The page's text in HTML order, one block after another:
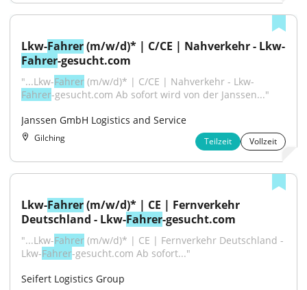
Lkw-Fahrer (m/w/d)* | C/CE | Nahverkehr - Lkw-
Fahrer-gesucht.com
"...Lkw-Fahrer (m/w/d)* | C/CE | Nahverkehr - Lkw-
Fahrer-gesucht.com Ab sofort wird von der Janssen..."
Janssen GmbH Logistics and Service
Gilching Teilzeit Vollzeit
Lkw-Fahrer (m/w/d)* | CE | Fernverkehr
Deutschland - Lkw-Fahrer-gesucht.com
"...Lkw-Fahrer (m/w/d)* | CE | Fernverkehr Deutschland -
Lkw-Fahrer-gesucht.com Ab sofort..."
Seifert Logistics Group